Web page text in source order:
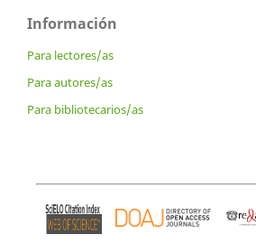
Información
Para lectores/as
Para autores/as
Para bibliotecarios/as